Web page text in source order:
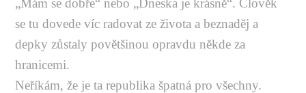
„Mám se dobře“ nebo „Dneska je krásně“. Člověk
se tu dovede víc radovat ze života a beznaděj a
depky zůstaly povětšinou opravdu někde za
hranicemi.
Neříkám, že je ta republika špatná pro všechny.